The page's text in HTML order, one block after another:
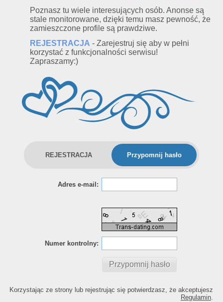
Poznasz tu wiele interesujących osób. Anonse są
stale monitorowane, dzięki temu masz pewność, że
zamieszczone profile są prawdziwe.
REJESTRACJA - Zarejestruj się aby w pełni
korzystać z funkcjonalności serwisu!
Zapraszamy:)
REJESTRACJA Przypomnij hasło
Adres e-mail:
Numer kontrolny:
Korzystając ze strony lub rejestrując się potwierdzasz, że akceptujesz
Regulamin.